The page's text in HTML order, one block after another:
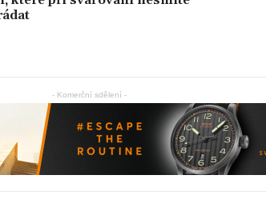
- Komerční sdělení -